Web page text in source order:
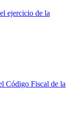
ejercicio de la
Código Fiscal de la